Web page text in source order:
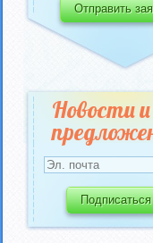
Новости и